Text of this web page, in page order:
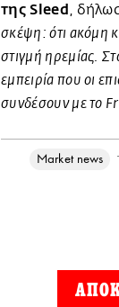
της Sleed ,
σκέψη: ότι ακόμη
στιγμή ηρεμίας.
εμπειρία που οι
συνδέσουν με το
Market news